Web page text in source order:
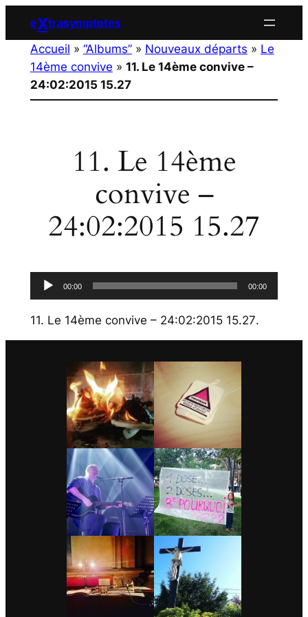
contenu
eXtrasymptotes
Accueil » “Albums”» Nouveaux départs » Le
14ème convive » 11. Le 14ème convive –
24:02:2015 15.27
11. Le 14ème
convive –
24:02:2015 15.27
Lecteur
audio
00:00 00:00
11. Le 14ème convive – 24:02:2015 15.27.